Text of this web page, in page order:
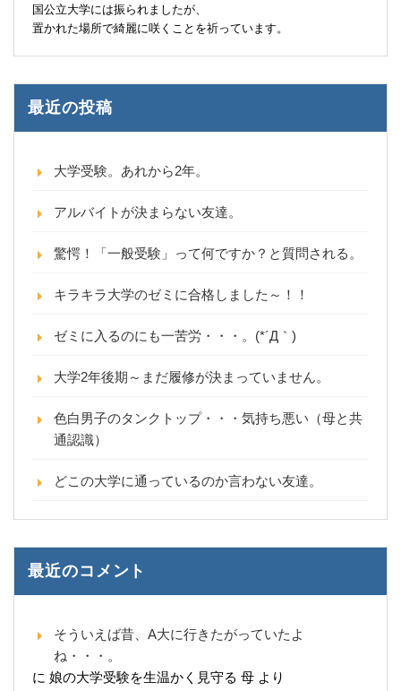
国公立大学には振られましたが、
置かれた場所で綺麗に咲くことを祈っています。
最近の投稿
大学受験。あれから2年。
アルバイトが決まらない友達。
驚愕！「一般受験」って何ですか？と質問される。
キラキラ大学のゼミに合格しました～！！
ゼミに入るのにも一苦労・・・。(*´Д｀)
大学2年後期～まだ履修が決まっていません。
色白男子のタンクトップ・・・気持ち悪い（母と共
通認識）
どこの大学に通っているのか言わない友達。
最近のコメント
そういえば昔、A大に行きたがっていたよ
ね・・・。
に 娘の大学受験を生温かく見守る 母 より